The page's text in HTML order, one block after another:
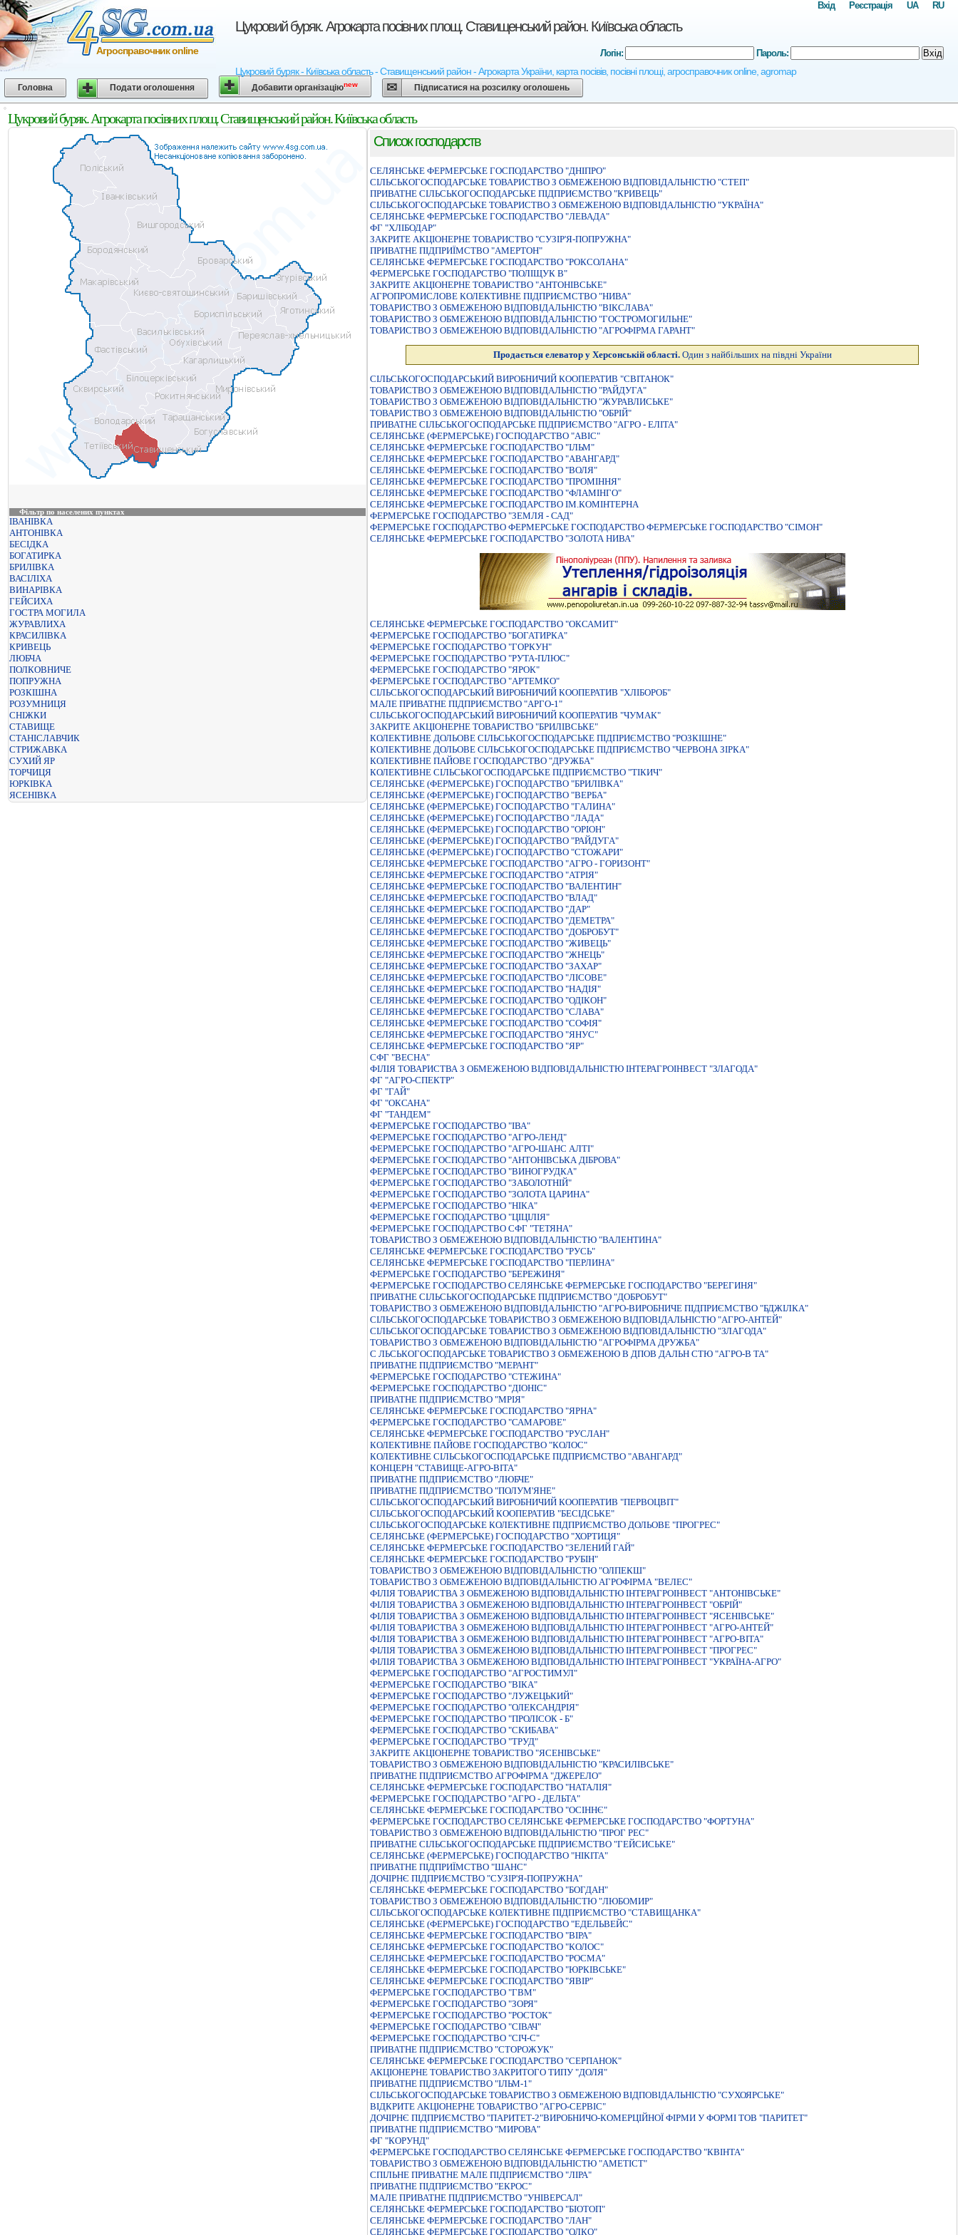
Цукровий буряк. Агрокарта посівних площ. Ставищенський район. Київська область
Цукровий буряк - Київська область - Ставищенський район - Агрокарта України, карта посівів, посівні площі, агросправочник online, agromap
Агросправочник online
RU
UA
Реєстрація
Вхід
Логін: Пароль: Вхід
Головна Подати оголошення Добавити організаціюnew Підписатися на розсилку оголошень
Цукровий буряк. Агрокарта посівних площ. Ставищенський район. Київська область
Фільтр по населених пунктах
ІВАНІВКА
АНТОНІВКА
БЕСІДКА
БОГАТИРКА
БРИЛІВКА
ВАСІЛІХА
ВИНАРІВКА
ГЕЙСИХА
ГОСТРА МОГИЛА
ЖУРАВЛИХА
КРАСИЛІВКА
КРИВЕЦЬ
ЛЮБЧА
ПОЛКОВНИЧЕ
ПОПРУЖНА
РОЗКІШНА
РОЗУМНИЦЯ
СНІЖКИ
СТАВИЩЕ
СТАНІСЛАВЧИК
СТРИЖАВКА
СУХИЙ ЯР
ТОРЧИЦЯ
ЮРКІВКА
ЯСЕНІВКА
Список господарств
СЕЛЯНСЬКЕ ФЕРМЕРСЬКЕ ГОСПОДАРСТВО "ДНIПРО"
СІЛЬСЬКОГОСПОДАРСЬКЕ ТОВАРИСТВО З ОБМЕЖЕНОЮ ВІДПОВІДАЛЬНІСТЮ "СТЕП"
ПРИВАТНЕ СIЛЬСЬКОГОСПОДАРСЬКЕ ПIДПРИЄМСТВО "КРИВЕЦЬ"
СІЛЬСЬКОГОСПОДАРСЬКЕ ТОВАРИСТВО З ОБМЕЖЕНОЮ ВІДПОВІДАЛЬНІСТЮ "УКРАЇНА"
СЕЛЯНСЬКЕ ФЕРМЕРСЬКЕ ГОСПОДАРСТВО "ЛЕВАДА"
ФГ "ХЛІБОДАР"
ЗАКРИТЕ АКЦIОНЕРНЕ ТОВАРИСТВО "СУЗIР'Я-ПОПРУЖНА"
ПРИВАТНЕ ПIДПРИЇМСТВО "АМЕРТОН"
СЕЛЯНСЬКЕ ФЕРМЕРСЬКЕ ГОСПОДАРСТВО "РОКСОЛАНА"
ФЕРМЕРСЬКЕ ГОСПОДАРСТВО "ПОЛІЩУК В"
ЗАКРИТЕ АКЦIОНЕРНЕ ТОВАРИСТВО "АНТОНIВСЬКЕ"
АГРОПРОМИСЛОВЕ КОЛЕКТИВНЕ ПIДПРИЄМСТВО "НИВА"
ТОВАРИСТВО З ОБМЕЖЕНОЮ ВІДПОВІДАЛЬНІСТЮ "ВІКСЛАВА"
ТОВАРИСТВО З ОБМЕЖЕНОЮ ВІДПОВІДАЛЬНІСТЮ "ГОСТРОМОГИЛЬНЕ"
ТОВАРИСТВО З ОБМЕЖЕНОЮ ВIДПОВIДАЛЬНIСТЮ "АГРОФIРМА ГАРАНТ"
Продається елеватор у Херсонській області. Один з найбільших на півдні України
СIЛЬСЬКОГОСПОДАРСЬКИЙ ВИРОБНИЧИЙ КООПЕРАТИВ "СВIТАНОК"
ТОВАРИСТВО З ОБМЕЖЕНОЮ ВІДПОВІДАЛЬНІСТЮ "РАЙДУГА"
ТОВАРИСТВО З ОБМЕЖЕНОЮ ВIДПОВIДАЛЬНIСТЮ "ЖУРАВЛИСЬКЕ"
ТОВАРИСТВО З ОБМЕЖЕНОЮ ВIДПОВIДАЛЬНIСТЮ "ОБРIЙ"
ПРИВАТНЕ СIЛЬСЬКОГОСПОДАРСЬКЕ ПIДПРИЄМСТВО "АГРО - ЕЛIТА"
СЕЛЯНСЬКЕ (ФЕРМЕРСЬКЕ) ГОСПОДАРСТВО "АВІС"
СЕЛЯНСЬКЕ ФЕРМЕРСЬКЕ ГОСПОДАРСТВО "IЛЬМ"
СЕЛЯНСЬКЕ ФЕРМЕРСЬКЕ ГОСПОДАРСТВО "АВАНГАРД"
СЕЛЯНСЬКЕ ФЕРМЕРСЬКЕ ГОСПОДАРСТВО "ВОЛЯ"
СЕЛЯНСЬКЕ ФЕРМЕРСЬКЕ ГОСПОДАРСТВО "ПРОМIННЯ"
СЕЛЯНСЬКЕ ФЕРМЕРСЬКЕ ГОСПОДАРСТВО "ФЛАМIНГО"
СЕЛЯНСЬКЕ ФЕРМЕРСЬКЕ ГОСПОДАРСТВО IМ.КОМIНТЕРНА
ФЕРМЕРСЬКЕ ГОСПОДАРСТВО "ЗЕМЛЯ - САД"
ФЕРМЕРСЬКЕ ГОСПОДАРСТВО ФЕРМЕРСЬКЕ ГОСПОДАРСТВО ФЕРМЕРСЬКЕ ГОСПОДАРСТВО "СIМОН"
СЕЛЯНСЬКЕ ФЕРМЕРСЬКЕ ГОСПОДАРСТВО "ЗОЛОТА НИВА"
СЕЛЯНСЬКЕ ФЕРМЕРСЬКЕ ГОСПОДАРСТВО "ОКСАМИТ"
ФЕРМЕРСЬКЕ ГОСПОДАРСТВО "БОГАТИРКА"
ФЕРМЕРСЬКЕ ГОСПОДАРСТВО "ГОРКУН"
ФЕРМЕРСЬКЕ ГОСПОДАРСТВО "РУТА-ПЛЮС"
ФЕРМЕРСЬКЕ ГОСПОДАРСТВО "ЯРОК"
ФЕРМЕРСЬКЕ ГОСПОДАРСТВО "АРТЕМКО"
СIЛЬСЬКОГОСПОДАРСЬКИЙ ВИРОБНИЧИЙ КООПЕРАТИВ "ХЛIБОРОБ"
МАЛЕ ПРИВАТНЕ ПIДПРИЄМСТВО "АРГО-1"
СІЛЬСЬКОГОСПОДАРСЬКИЙ ВИРОБНИЧИЙ КООПЕРАТИВ "ЧУМАК"
ЗАКРИТЕ АКЦІОНЕРНЕ ТОВАРИСТВО "БРИЛІВСЬКЕ"
КОЛЕКТИВНЕ ДОЛЬОВЕ СIЛЬСЬКОГОСПОДАРСЬКЕ ПIДПРИЄМСТВО "РОЗКIШНЕ"
КОЛЕКТИВНЕ ДОЛЬОВЕ СІЛЬСЬКОГОСПОДАРСЬКЕ ПІДПРИЄМСТВО "ЧЕРВОНА ЗІРКА"
КОЛЕКТИВНЕ ПАЙОВЕ ГОСПОДАРСТВО "ДРУЖБА"
КОЛЕКТИВНЕ СІЛЬСЬКОГОСПОДАРСЬКЕ ПІДПРИЄМСТВО "ТІКИЧ"
СЕЛЯНСЬКЕ (ФЕРМЕРСЬКЕ) ГОСПОДАРСТВО "БРИЛІВКА"
СЕЛЯНСЬКЕ (ФЕРМЕРСЬКЕ) ГОСПОДАРСТВО "ВЕРБА"
СЕЛЯНСЬКЕ (ФЕРМЕРСЬКЕ) ГОСПОДАРСТВО "ГАЛИНА"
СЕЛЯНСЬКЕ (ФЕРМЕРСЬКЕ) ГОСПОДАРСТВО "ЛАДА"
СЕЛЯНСЬКЕ (ФЕРМЕРСЬКЕ) ГОСПОДАРСТВО "ОРІОН"
СЕЛЯНСЬКЕ (ФЕРМЕРСЬКЕ) ГОСПОДАРСТВО "РАЙДУГА"
СЕЛЯНСЬКЕ (ФЕРМЕРСЬКЕ) ГОСПОДАРСТВО "СТОЖАРИ"
СЕЛЯНСЬКЕ ФЕРМЕРСЬКЕ ГОСПОДАРСТВО "АГРО - ГОРИЗОНТ"
СЕЛЯНСЬКЕ ФЕРМЕРСЬКЕ ГОСПОДАРСТВО "АТРIЯ"
СЕЛЯНСЬКЕ ФЕРМЕРСЬКЕ ГОСПОДАРСТВО "ВАЛЕНТИН"
СЕЛЯНСЬКЕ ФЕРМЕРСЬКЕ ГОСПОДАРСТВО "ВЛАД"
СЕЛЯНСЬКЕ ФЕРМЕРСЬКЕ ГОСПОДАРСТВО "ДАР"
СЕЛЯНСЬКЕ ФЕРМЕРСЬКЕ ГОСПОДАРСТВО "ДЕМЕТРА"
СЕЛЯНСЬКЕ ФЕРМЕРСЬКЕ ГОСПОДАРСТВО "ДОБРОБУТ"
СЕЛЯНСЬКЕ ФЕРМЕРСЬКЕ ГОСПОДАРСТВО "ЖИВЕЦЬ"
СЕЛЯНСЬКЕ ФЕРМЕРСЬКЕ ГОСПОДАРСТВО "ЖНЕЦЬ"
СЕЛЯНСЬКЕ ФЕРМЕРСЬКЕ ГОСПОДАРСТВО "ЗАХАР"
СЕЛЯНСЬКЕ ФЕРМЕРСЬКЕ ГОСПОДАРСТВО "ЛIСОВЕ"
СЕЛЯНСЬКЕ ФЕРМЕРСЬКЕ ГОСПОДАРСТВО "НАДІЯ"
СЕЛЯНСЬКЕ ФЕРМЕРСЬКЕ ГОСПОДАРСТВО "ОДІКОН"
СЕЛЯНСЬКЕ ФЕРМЕРСЬКЕ ГОСПОДАРСТВО "СЛАВА"
СЕЛЯНСЬКЕ ФЕРМЕРСЬКЕ ГОСПОДАРСТВО "СОФIЯ"
СЕЛЯНСЬКЕ ФЕРМЕРСЬКЕ ГОСПОДАРСТВО "ЯНУС"
СЕЛЯНСЬКЕ ФЕРМЕРСЬКЕ ГОСПОДАРСТВО "ЯР"
СФГ "ВЕСНА"
ФIЛIЯ ТОВАРИСТВА З ОБМЕЖЕНОЮ ВIДПОВIДАЛЬНIСТЮ IНТЕРАГРОIНВЕСТ "ЗЛАГОДА"
ФГ "АГРО-СПЕКТР"
ФГ "ГАЙ"
ФГ "ОКСАНА"
ФГ "ТАНДЕМ"
ФЕРМЕРСЬКЕ ГОСПОДАРСТВО "IВА"
ФЕРМЕРСЬКЕ ГОСПОДАРСТВО "АГРО-ЛЕНД"
ФЕРМЕРСЬКЕ ГОСПОДАРСТВО "АГРО-ШАНС АЛТI"
ФЕРМЕРСЬКЕ ГОСПОДАРСТВО "АНТОНIВСЬКА ДIБРОВА"
ФЕРМЕРСЬКЕ ГОСПОДАРСТВО "ВИНОГРУДКА"
ФЕРМЕРСЬКЕ ГОСПОДАРСТВО "ЗАБОЛОТНIЙ"
ФЕРМЕРСЬКЕ ГОСПОДАРСТВО "ЗОЛОТА ЦАРИНА"
ФЕРМЕРСЬКЕ ГОСПОДАРСТВО "НIКА"
ФЕРМЕРСЬКЕ ГОСПОДАРСТВО "ЦIЦIЛIЯ"
ФЕРМЕРСЬКЕ ГОСПОДАРСТВО СФГ "ТЕТЯНА"
ТОВАРИСТВО З ОБМЕЖЕНОЮ ВIДПОВIДАЛЬНIСТЮ "ВАЛЕНТИНА"
СЕЛЯНСЬКЕ ФЕРМЕРСЬКЕ ГОСПОДАРСТВО "РУСЬ"
СЕЛЯНСЬКЕ ФЕРМЕРСЬКЕ ГОСПОДАРСТВО "ПЕРЛИНА"
ФЕРМЕРСЬКЕ ГОСПОДАРСТВО "БЕРЕЖИНЯ"
ФЕРМЕРСЬКЕ ГОСПОДАРСТВО СЕЛЯНСЬКЕ ФЕРМЕРСЬКЕ ГОСПОДАРСТВО "БЕРЕГИНЯ"
ПРИВАТНЕ СIЛЬСЬКОГОСПОДАРСЬКЕ ПIДПРИЄМСТВО "ДОБРОБУТ"
ТОВАРИСТВО З ОБМЕЖЕНОЮ ВIДПОВIДАЛЬНIСТЮ "АГРО-ВИРОБНИЧЕ ПIДПРИЄМСТВО "БДЖIЛКА"
СІЛЬСЬКОГОСПОДАРСЬКЕ ТОВАРИСТВО З ОБМЕЖЕНОЮ ВІДПОВІДАЛЬНІСТЮ "АГРО-АНТЕЙ"
СIЛЬСЬКОГОСПОДАРСЬКЕ ТОВАРИСТВО З ОБМЕЖЕНОЮ ВIДПОВIДАЛЬНIСТЮ "ЗЛАГОДА"
ТОВАРИСТВО З ОБМЕЖЕНОЮ ВIДПОВIДАЛЬНIСТЮ "АГРОФIРМА ДРУЖБА"
С ЛЬСЬКОГОСПОДАРСЬКЕ ТОВАРИСТВО З ОБМЕЖЕНОЮ В ДПОВ ДАЛЬН СТЮ "АГРО-В ТА"
ПРИВАТНЕ ПІДПРИЄМСТВО "МЕРАНТ"
ФЕРМЕРСЬКЕ ГОСПОДАРСТВО "СТЕЖИНА"
ФЕРМЕРСЬКЕ ГОСПОДАРСТВО "ДIОНIС"
ПРИВАТНЕ ПІДПРИЄМСТВО "МРІЯ"
СЕЛЯНСЬКЕ ФЕРМЕРСЬКЕ ГОСПОДАРСТВО "ЯРНА"
ФЕРМЕРСЬКЕ ГОСПОДАРСТВО "САМАРОВЕ"
СЕЛЯНСЬКЕ ФЕРМЕРСЬКЕ ГОСПОДАРСТВО "РУСЛАН"
КОЛЕКТИВНЕ ПАЙОВЕ ГОСПОДАРСТВО "КОЛОС"
КОЛЕКТИВНЕ СІЛЬСЬКОГОСПОДАРСЬКЕ ПІДПРИЄМСТВО "АВАНГАРД"
КОНЦЕРН "СТАВИЩЕ-АГРО-ВIТА"
ПРИВАТНЕ ПIДПРИЄМСТВО "ЛЮБЧЕ"
ПРИВАТНЕ ПIДПРИЄМСТВО "ПОЛУМ'ЯНЕ"
СIЛЬСЬКОГОСПОДАРСЬКИЙ ВИРОБНИЧИЙ КООПЕРАТИВ "ПЕРВОЦВIТ"
СIЛЬСЬКОГОСПОДАРСЬКИЙ КООПЕРАТИВ "БЕСIДСЬКЕ"
СІЛЬСЬКОГОСПОДАРСЬКЕ КОЛЕКТИВНЕ ПІДПРИЄМСТВО ДОЛЬОВЕ "ПРОГРЕС"
СЕЛЯНСЬКЕ (ФЕРМЕРСЬКЕ) ГОСПОДАРСТВО "ХОРТИЦЯ"
СЕЛЯНСЬКЕ ФЕРМЕРСЬКЕ ГОСПОДАРСТВО "ЗЕЛЕНИЙ ГАЙ"
СЕЛЯНСЬКЕ ФЕРМЕРСЬКЕ ГОСПОДАРСТВО "РУБІН"
ТОВАРИСТВО З ОБМЕЖЕНОЮ ВIДПОВIДАЛЬНIСТЮ "ОЛПЕКШ"
ТОВАРИСТВО З ОБМЕЖЕНОЮ ВIДПОВIДАЛЬНIСТЮ АГРОФIРМА "ВЕЛЕС"
ФIЛIЯ ТОВАРИСТВА З ОБМЕЖЕНОЮ ВIДПОВIДАЛЬНIСТЮ IНТЕРАГРОIНВЕСТ "АНТОНIВСЬКЕ"
ФIЛIЯ ТОВАРИСТВА З ОБМЕЖЕНОЮ ВIДПОВIДАЛЬНIСТЮ IНТЕРАГРОIНВЕСТ "ОБРIЙ"
ФIЛIЯ ТОВАРИСТВА З ОБМЕЖЕНОЮ ВIДПОВIДАЛЬНIСТЮ IНТЕРАГРОIНВЕСТ "ЯСЕНIВСЬКЕ"
ФІЛІЯ ТОВАРИСТВА З ОБМЕЖЕНОЮ ВІДПОВІДАЛЬНІСТЮ ІНТЕРАГРОІНВЕСТ "АГРО-АНТЕЙ"
ФІЛІЯ ТОВАРИСТВА З ОБМЕЖЕНОЮ ВІДПОВІДАЛЬНІСТЮ ІНТЕРАГРОІНВЕСТ "АГРО-ВІТА"
ФІЛІЯ ТОВАРИСТВА З ОБМЕЖЕНОЮ ВІДПОВІДАЛЬНІСТЮ ІНТЕРАГРОІНВЕСТ "ПРОГРЕС"
ФІЛІЯ ТОВАРИСТВА З ОБМЕЖЕНОЮ ВІДПОВІДАЛЬНІСТЮ ІНТЕРАГРОІНВЕСТ "УКРАЇНА-АГРО"
ФЕРМЕРСЬКЕ ГОСПОДАРСТВО "АГРОСТИМУЛ"
ФЕРМЕРСЬКЕ ГОСПОДАРСТВО "ВIКА"
ФЕРМЕРСЬКЕ ГОСПОДАРСТВО "ЛУЖЕЦЬКИЙ"
ФЕРМЕРСЬКЕ ГОСПОДАРСТВО "ОЛЕКСАНДРIЯ"
ФЕРМЕРСЬКЕ ГОСПОДАРСТВО "ПРОЛІСОК - Б"
ФЕРМЕРСЬКЕ ГОСПОДАРСТВО "СКИБАВА"
ФЕРМЕРСЬКЕ ГОСПОДАРСТВО "ТРУД"
ЗАКРИТЕ АКЦIОНЕРНЕ ТОВАРИСТВО "ЯСЕНIВСЬКЕ"
ТОВАРИСТВО З ОБМЕЖЕНОЮ ВIДПОВIДАЛЬНIСТЮ "КРАСИЛIВСЬКЕ"
ПРИВАТНЕ ПIДПРИЄМСТВО АГРОФIРМА "ДЖЕРЕЛО"
СЕЛЯНСЬКЕ ФЕРМЕРСЬКЕ ГОСПОДАРСТВО "НАТАЛIЯ"
ФЕРМЕРСЬКЕ ГОСПОДАРСТВО "АГРО - ДЕЛЬТА"
СЕЛЯНСЬКЕ ФЕРМЕРСЬКЕ ГОСПОДАРСТВО "ОСІННЄ"
ФЕРМЕРСЬКЕ ГОСПОДАРСТВО СЕЛЯНСЬКЕ ФЕРМЕРСЬКЕ ГОСПОДАРСТВО "ФОРТУНА"
ТОВАРИСТВО З ОБМЕЖЕНОЮ ВІДПОВІДАЛЬНІСТЮ "ПРОГ РЕС"
ПРИВАТНЕ СIЛЬСЬКОГОСПОДАРСЬКЕ ПIДПРИЄМСТВО "ГЕЙСИСЬКЕ"
СЕЛЯНСЬКЕ (ФЕРМЕРСЬКЕ) ГОСПОДАРСТВО "НІКІТА"
ПРИВАТНЕ ПIДПРИЇМСТВО "ШАНС"
ДОЧІРНЄ ПІДПРИЄМСТВО "СУЗІР'Я-ПОПРУЖНА"
СЕЛЯНСЬКЕ ФЕРМЕРСЬКЕ ГОСПОДАРСТВО "БОГДАН"
ТОВАРИСТВО З ОБМЕЖЕНОЮ ВIДПОВIДАЛЬНIСТЮ "ЛЮБОМИР"
СІЛЬСЬКОГОСПОДАРСЬКЕ КОЛЕКТИВНЕ ПІДПРИЄМСТВО "СТАВИЩАНКА"
СЕЛЯНСЬКЕ (ФЕРМЕРСЬКЕ) ГОСПОДАРСТВО "ЕДЕЛЬВЕЙС"
СЕЛЯНСЬКЕ ФЕРМЕРСЬКЕ ГОСПОДАРСТВО "ВIРА"
СЕЛЯНСЬКЕ ФЕРМЕРСЬКЕ ГОСПОДАРСТВО "КОЛОС"
СЕЛЯНСЬКЕ ФЕРМЕРСЬКЕ ГОСПОДАРСТВО "РОСМА"
СЕЛЯНСЬКЕ ФЕРМЕРСЬКЕ ГОСПОДАРСТВО "ЮРКIВСЬКЕ"
СЕЛЯНСЬКЕ ФЕРМЕРСЬКЕ ГОСПОДАРСТВО "ЯВIР"
ФЕРМЕРСЬКЕ ГОСПОДАРСТВО "ГВМ"
ФЕРМЕРСЬКЕ ГОСПОДАРСТВО "ЗОРЯ"
ФЕРМЕРСЬКЕ ГОСПОДАРСТВО "РОСТОК"
ФЕРМЕРСЬКЕ ГОСПОДАРСТВО "СIВАЧ"
ФЕРМЕРСЬКЕ ГОСПОДАРСТВО "СІЧ-С"
ПРИВАТНЕ ПIДПРИЄМСТВО "СТОРОЖУК"
СЕЛЯНСЬКЕ ФЕРМЕРСЬКЕ ГОСПОДАРСТВО "СЕРПАНОК"
АКЦIОНЕРНЕ ТОВАРИСТВО ЗАКРИТОГО ТИПУ "ДОЛЯ"
ПРИВАТНЕ ПІДПРИЄМСТВО "ІЛЬМ-1"
СIЛЬСЬКОГОСПОДАРСЬКЕ ТОВАРИСТВО З ОБМЕЖЕНОЮ ВIДПОВIДАЛЬНIСТЮ "СУХОЯРСЬКЕ"
ВIДКРИТЕ АКЦIОНЕРНЕ ТОВАРИСТВО "АГРО-СЕРВIС"
ДОЧІРНЄ ПІДПРИЄМСТВО "ПАРИТЕТ-2"ВИРОБНИЧО-КОМЕРЦІЙНОЇ ФІРМИ У ФОРМІ ТОВ "ПАРИТЕТ"
ПРИВАТНЕ ПIДПРИЄМСТВО "МИРОВА"
ФГ "КОРУНД"
ФЕРМЕРСЬКЕ ГОСПОДАРСТВО СЕЛЯНСЬКЕ ФЕРМЕРСЬКЕ ГОСПОДАРСТВО "КВIНТА"
ТОВАРИСТВО З ОБМЕЖЕНОЮ ВIДПОВIДАЛЬНIСТЮ "АМЕТIСТ"
СПIЛЬНЕ ПРИВАТНЕ МАЛЕ ПIДПРИЄМСТВО "ЛIРА"
ПРИВАТНЕ ПIДПРИЄМСТВО "ЕКРОС"
МАЛЕ ПРИВАТНЕ ПIДПРИЄМСТВО "УНIВЕРСАЛ"
СЕЛЯНСЬКЕ ФЕРМЕРСЬКЕ ГОСПОДАРСТВО "БІОТОП"
СЕЛЯНСЬКЕ ФЕРМЕРСЬКЕ ГОСПОДАРСТВО "ЛАН"
СЕЛЯНСЬКЕ ФЕРМЕРСЬКЕ ГОСПОДАРСТВО "ОЛКО"